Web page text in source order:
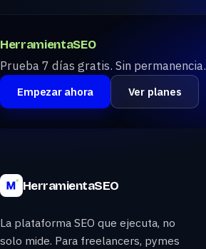
HerramientaSEO
Prueba 7 días gratis. Sin permanencia.
Empezar ahora Ver planes
HerramientaSEO
La plataforma SEO que ejecuta, no
solo mide. Para freelancers, pymes